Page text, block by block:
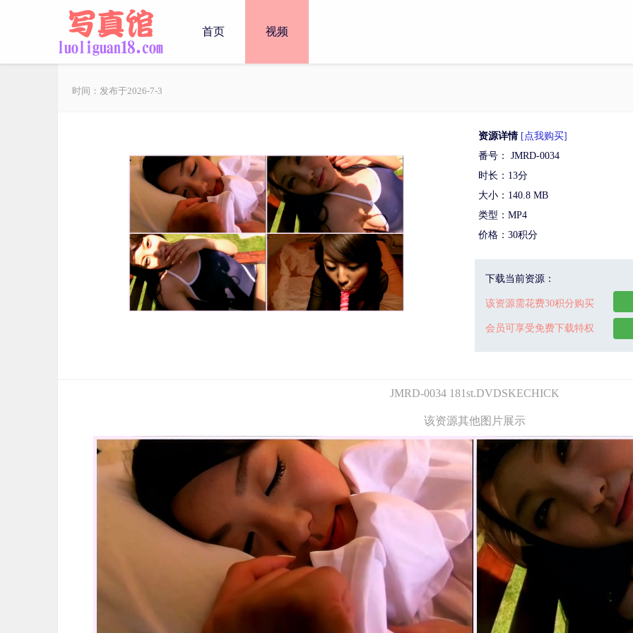
首页 视频
时间：发布于2026-7-3
资源详情 [点我购买]
番号： JMRD-0034
时长：13分
大小：140.8 MB
类型：MP4
价格：30积分
下载当前资源：
该资源需花费30积分购买
会员可享受免费下载特权
JMRD-0034 181st.DVDSKECHICK
该资源其他图片展示